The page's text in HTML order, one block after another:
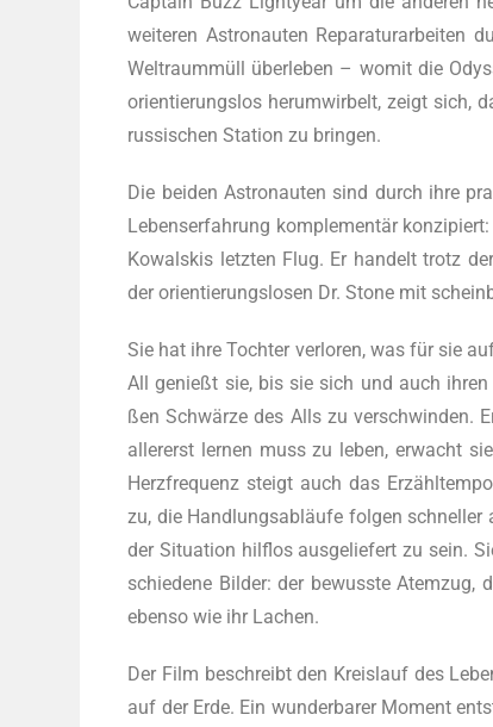
wei­te­ren Astro­nau­ten Repa­ra­tur­ar­bei­ten
Welt­raum­müll über­le­ben – womit die
ori­en­tie­rungs­los her­um­wir­belt, zeigt sich,
rus­si­schen Sta­ti­on zu bringen.
Die bei­den Astro­nau­ten sind durch ihre
Lebens­er­fah­rung kom­ple­men­tär
Kowalskis letz­ten Flug. Er han­delt trotz
der ori­en­tie­rungs­lo­sen Dr. Stone mit
Sie hat ihre Toch­ter ver­lo­ren, was für sie
All genießt sie, bis sie sich und auch
ßen Schwär­ze des Alls zu ver­schwin­den.
aller­erst ler­nen muss zu leben, erwacht
Herz­fre­quenz steigt auch das
zu, die Hand­lungs­ab­läu­fe fol­gen
der Situa­ti­on hilf­los aus­ge­lie­fert zu sein.
schie­de­ne Bil­der: der bewuss­te Atem­zug,
eben­so wie ihr Lachen.
Der Film beschreibt den Kreis­lauf des
auf der Erde. Ein wun­der­ba­rer Moment